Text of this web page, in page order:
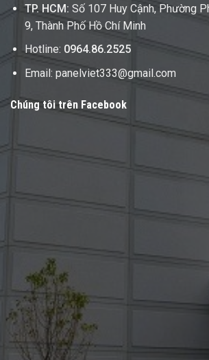
TP. HCM: Số 107 Huy Cậnh, Phường
9, Thành Phố Hồ Chí Minh
Hotline: 0964.86.2525
Email: panelviet333@gmail.com
Chúng tôi trên Facebook